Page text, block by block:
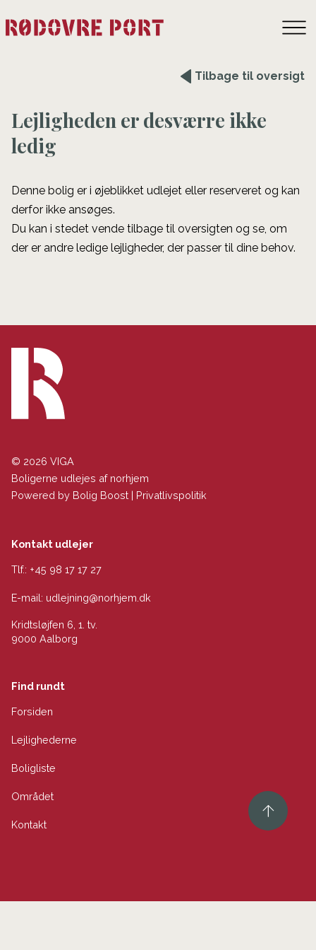
Tilbage til oversigt
Lejligheden er desværre ikke
ledig
Denne bolig er i øjeblikket udlejet eller reserveret og kan
derfor ikke ansøges.
Du kan i stedet vende tilbage til oversigten og se, om
der er andre ledige lejligheder, der passer til dine behov.
© 2026 VIGA
Boligerne udlejes af norhjem
Powered by Bolig Boost | Privatlivspolitik
Kontakt udlejer
Tlf.: +45 98 17 17 27
E-mail: udlejning@norhjem.dk
Kridtsløjfen 6, 1. tv.
9000 Aalborg
Find rundt
Forsiden
Lejlighederne
Boligliste
Området
Kontakt